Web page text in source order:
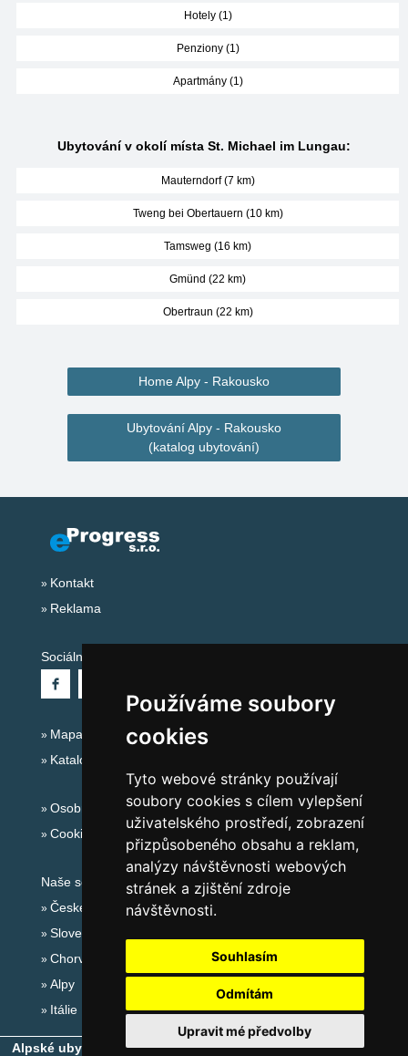
Používáme soubory
cookies
Tyto webové stránky používají
soubory cookies s cílem vylepšení
uživatelského prostředí, zobrazení
přizpůsobeného obsahu a reklam,
analýzy návštěvnosti webových
stránek a zjištění zdroje
návštěvnosti.
Souhlasím
Odmítám
Upravit mé předvolby
Hotely (1)
Penziony (1)
Apartmány (1)
Ubytování v okolí místa St. Michael im Lungau:
Mauterndorf (7 km)
Tweng bei Obertauern (10 km)
Tamsweg (16 km)
Gmünd (22 km)
Obertraun (22 km)
Home Alpy - Rakousko
Ubytování Alpy - Rakousko
(katalog ubytování)
Kontakt
Reklama
Sociální sítě:
Mapa serveru Alpy - Rakousko
Katalog ubytování
Osobní údaje
Cookies
Naše servery:
České hory
Slovenské hory
Chorvatsko
Alpy
Itálie
Alpské ubytování, alpské turistické oblasti, alpské ski areály